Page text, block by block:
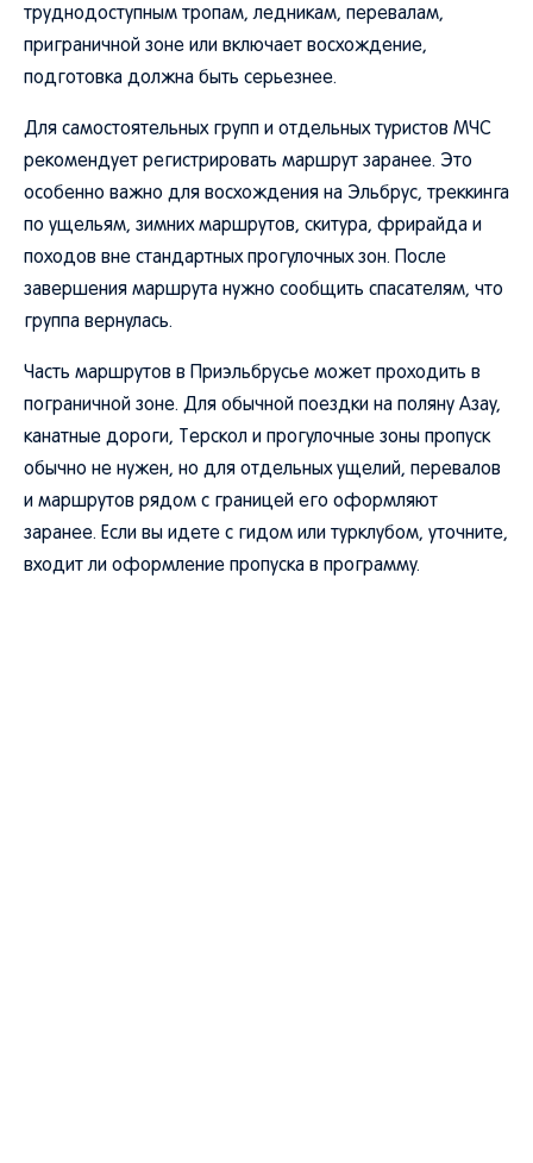
труднодоступным тропам, ледникам, перевалам,
приграничной зоне или включает восхождение,
подготовка должна быть серьезнее.
Для самостоятельных групп и отдельных туристов МЧС
рекомендует регистрировать маршрут заранее. Это
особенно важно для восхождения на Эльбрус, треккинга
по ущельям, зимних маршрутов, скитура, фрирайда и
походов вне стандартных прогулочных зон. После
завершения маршрута нужно сообщить спасателям, что
группа вернулась.
Часть маршрутов в Приэльбрусье может проходить в
пограничной зоне. Для обычной поездки на поляну Азау,
канатные дороги, Терскол и прогулочные зоны пропуск
обычно не нужен, но для отдельных ущелий, перевалов
и маршрутов рядом с границей его оформляют
заранее. Если вы идете с гидом или турклубом, уточните,
входит ли оформление пропуска в программу.